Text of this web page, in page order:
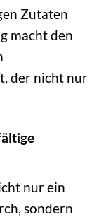
Zutaten
macht den
der nicht nur
nur ein
sondern